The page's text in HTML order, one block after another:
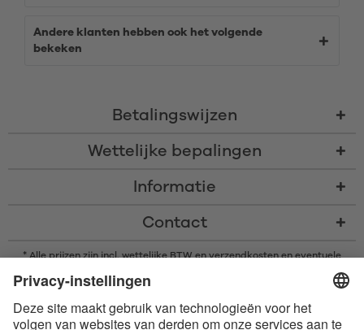
Andere klanten hebben ook het volgende
bekeken
Betalingswijzen
Wettelijke bepalingen
Informatie
Contact
* Alle prijzen zijn incl. wettelijke BTW en verzendkosten en eventuele
rembourskosten, indien niet anders beschreven
handelsmerken van Bluetooth SIG, Inc. en elk gebruik van dergelijke